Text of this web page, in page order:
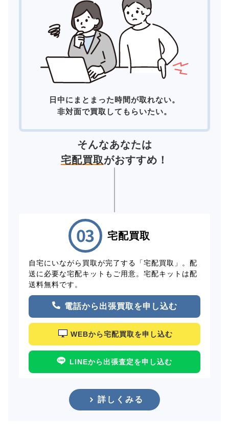
日中にまとまった時間が取れない。
非対面で買取してもらいたい。
そんなあなたは
宅配買取がおすすめ！
宅配買取
自宅にいながら買取が完了する「宅配買取」。配
送に必要な宅配キットもご用意。宅配キットは配
送料無料です。
電話から出張買取を申し込む
WEBから宅配買取を申し込む
LINEから出張査定を申し込む
詳しくみる